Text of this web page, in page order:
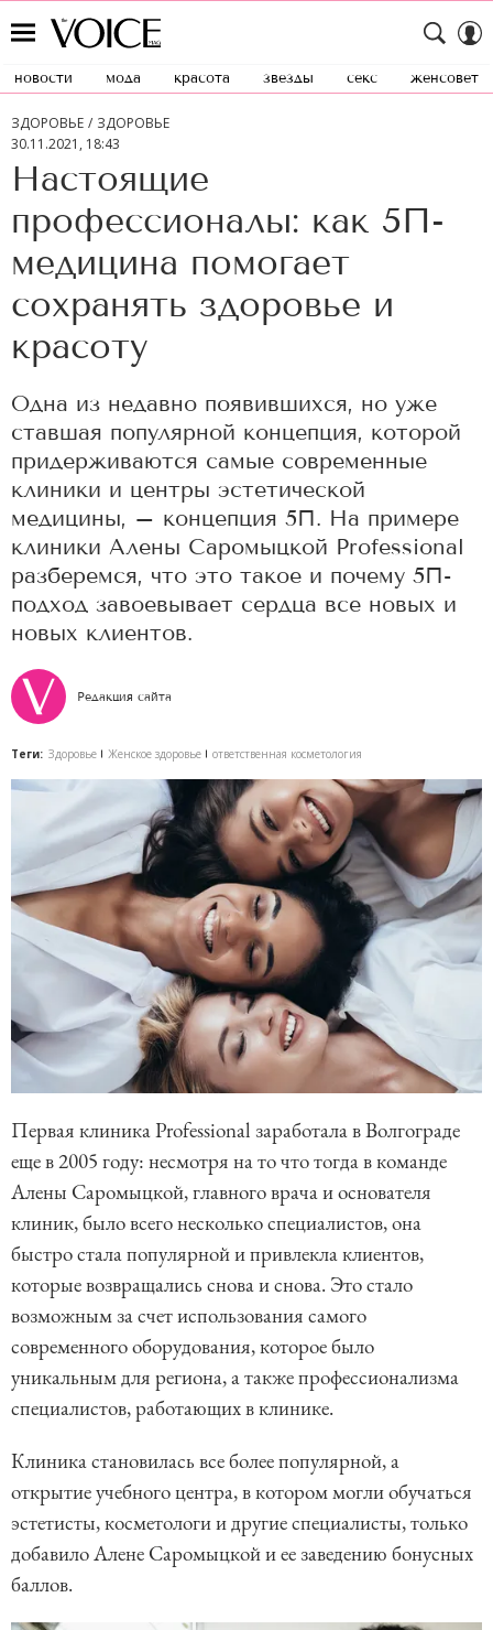
новости мода красота звезды секс женсовет
ЗДОРОВЬЕ
ЗДОРОВЬЕ
30.11.2021, 18:43
Настоящие
профессионалы: как 5П-
медицина помогает
сохранять здоровье и
красоту
Одна из недавно появившихся, но уже
ставшая популярной концепция, которой
придерживаются самые современные
клиники и центры эстетической
медицины, – концепция 5П. На примере
клиники Алены Саромыцкой Professional
разберемся, что это такое и почему 5П-
подход завоевывает сердца все новых и
новых клиентов.
Редакция сайта
Теги: Здоровье Женское здоровье ответственная косметология
Первая клиника Professional заработала в Волгограде
еще в 2005 году: несмотря на то что тогда в команде
Алены Саромыцкой, главного врача и основателя
клиник, было всего несколько специалистов, она
быстро стала популярной и привлекла клиентов,
которые возвращались снова и снова. Это стало
возможным за счет использования самого
современного оборудования, которое было
уникальным для региона, а также профессионализма
специалистов, работающих в клинике.
Клиника становилась все более популярной, а
открытие учебного центра, в котором могли обучаться
эстетисты, косметологи и другие специалисты, только
добавило Алене Саромыцкой и ее заведению бонусных
баллов.